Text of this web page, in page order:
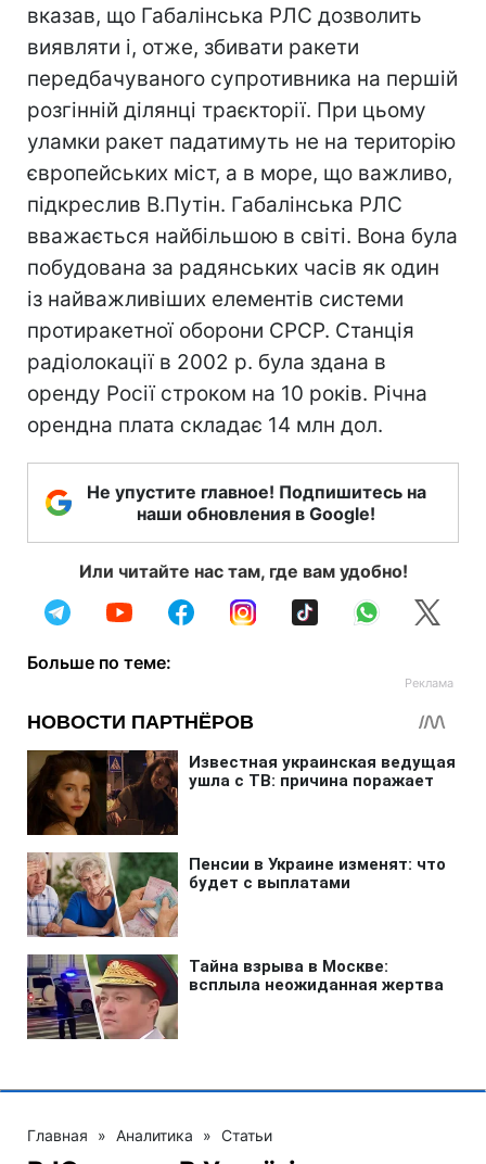
вказав, що Габалінська РЛС дозволить
виявляти і, отже, збивати ракети
передбачуваного супротивника на першій
розгінній ділянці траєкторії. При цьому
уламки ракет падатимуть не на територію
європейських міст, а в море, що важливо,
підкреслив В.Путін. Габалінська РЛС
вважається найбільшою в світі. Вона була
побудована за радянських часів як один
із найважливіших елементів системи
протиракетної оборони СРСР. Станція
радіолокації в 2002 р. була здана в
оренду Росії строком на 10 років. Річна
орендна плата складає 14 млн дол.
Не упустите главное! Подпишитесь на
наши обновления в Google!
Или читайте нас там, где вам удобно!
Больше по теме:
Главная » Аналитика » Статьи